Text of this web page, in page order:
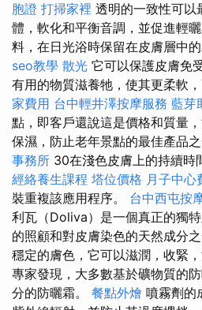
胞證 打掃家裡 透明的一致性可以
體，軟化和平衡音調，並促進輕
料，在日光浴時保留在皮膚層中的
seo教學 散光 它可以保護皮膚免
有用的物質滋養牠，使其更柔軟，
家費用 台中輕井澤按摩服務 藍芽
點，即客戶還說這是價格和質量
保濕，防止老年景點的最佳產品
事務所 30在淺色皮膚上的持續時
經絡養生課程 塔位價格 月子中心
裝重複該應用程序。 台中西屯按
利瓦（Doliva）是一個真正的獨
的照顧和對皮膚染色的天然成分之
穩定的膚色，它可以滋潤，收緊，
專家發現，大多數基於礦物質的
分的防曬霜。 餐點外燴 噴霧劑的